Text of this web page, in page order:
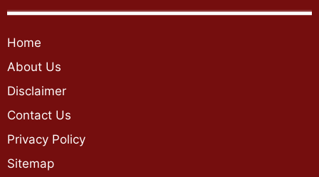
Home
About Us
Disclaimer
Contact Us
Privacy Policy
Sitemap